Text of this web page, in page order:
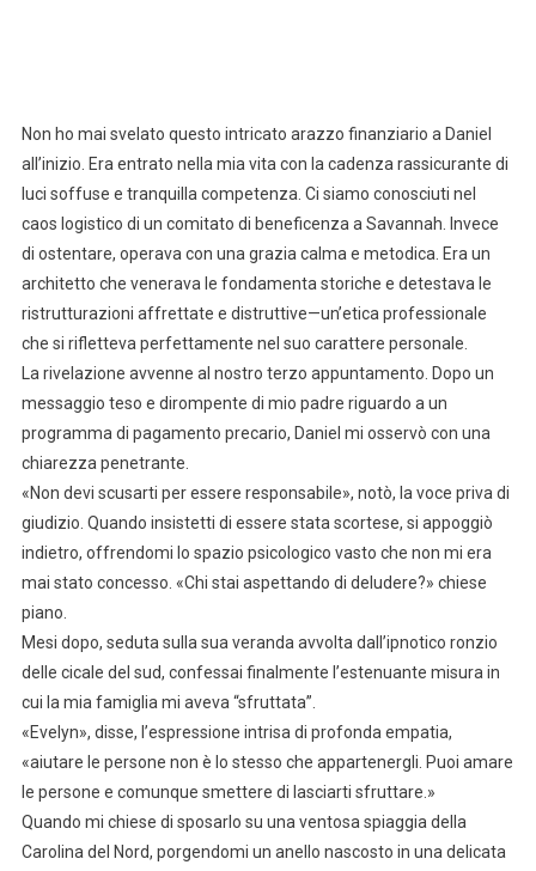
Non ho mai svelato questo intricato arazzo finanziario a Daniel
all’inizio. Era entrato nella mia vita con la cadenza rassicurante di
luci soffuse e tranquilla competenza. Ci siamo conosciuti nel
caos logistico di un comitato di beneficenza a Savannah. Invece
di ostentare, operava con una grazia calma e metodica. Era un
architetto che venerava le fondamenta storiche e detestava le
ristrutturazioni affrettate e distruttive—un’etica professionale
che si rifletteva perfettamente nel suo carattere personale.
La rivelazione avvenne al nostro terzo appuntamento. Dopo un
messaggio teso e dirompente di mio padre riguardo a un
programma di pagamento precario, Daniel mi osservò con una
chiarezza penetrante.
«Non devi scusarti per essere responsabile», notò, la voce priva di
giudizio. Quando insistetti di essere stata scortese, si appoggiò
indietro, offrendomi lo spazio psicologico vasto che non mi era
mai stato concesso. «Chi stai aspettando di deludere?» chiese
piano.
Mesi dopo, seduta sulla sua veranda avvolta dall’ipnotico ronzio
delle cicale del sud, confessai finalmente l’estenuante misura in
cui la mia famiglia mi aveva “sfruttata”.
«Evelyn», disse, l’espressione intrisa di profonda empatia,
«aiutare le persone non è lo stesso che appartenergli. Puoi amare
le persone e comunque smettere di lasciarti sfruttare.»
Quando mi chiese di sposarlo su una ventosa spiaggia della
Carolina del Nord, porgendomi un anello nascosto in una delicata